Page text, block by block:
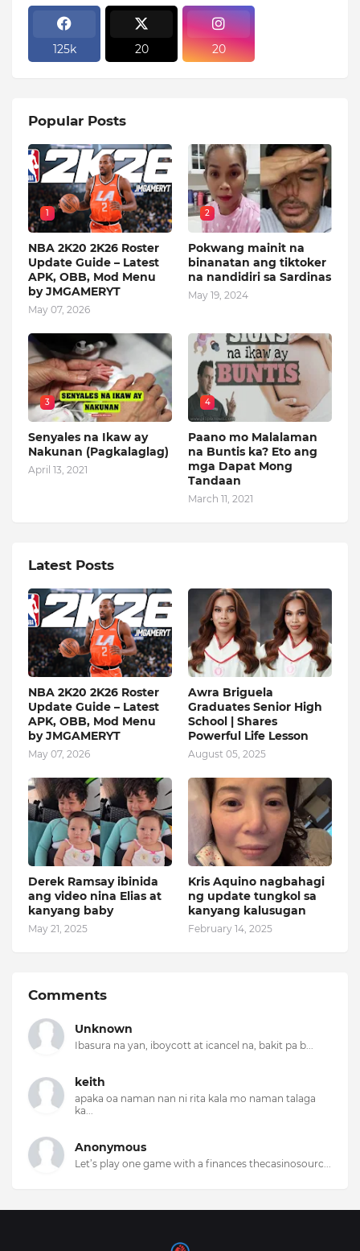
125k 20 20
Popular Posts
1
NBA 2K20 2K26 Roster
Update Guide – Latest
APK, OBB, Mod Menu
by JMGAMERYT
May 07, 2026
2
Pokwang mainit na
binanatan ang tiktoker
na nandidiri sa Sardinas
May 19, 2024
3
Senyales na Ikaw ay
Nakunan (Pagkalaglag)
April 13, 2021
4
Paano mo Malalaman
na Buntis ka? Eto ang
mga Dapat Mong
Tandaan
March 11, 2021
Latest Posts
NBA 2K20 2K26 Roster
Update Guide – Latest
APK, OBB, Mod Menu
by JMGAMERYT
May 07, 2026
Awra Briguela
Graduates Senior High
School | Shares
Powerful Life Lesson
August 05, 2025
Derek Ramsay ibinida
ang video nina Elias at
kanyang baby
May 21, 2025
Kris Aquino nagbahagi
ng update tungkol sa
kanyang kalusugan
February 14, 2025
Comments
Unknown
Ibasura na yan, iboycott at icancel na, bakit pa b...
keith
apaka oa naman nan ni rita kala mo naman talaga
ka...
Anonymous
Let’s play one game with a finances thecasinosourc...